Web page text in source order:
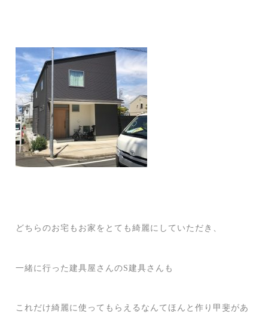
どちらのお宅もお家をとても綺麗にしていただき、
一緒に行った建具屋さんのS建具さんも
これだけ綺麗に使ってもらえるなんてほんと作り甲斐があ